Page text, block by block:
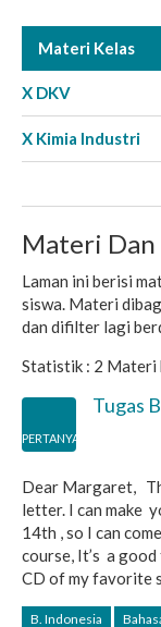
Materi Kelas
X DKV
X Kimia Industri
Materi Dan
Laman ini berisi
siswa. Materi
dan difilter lagi
Statistik : 2 Materi
PERTANYAAN
Tugas
Dear Margaret,
letter. I can make
14th , so I can
course, It’s a
CD of my favorite
B. Indonesia